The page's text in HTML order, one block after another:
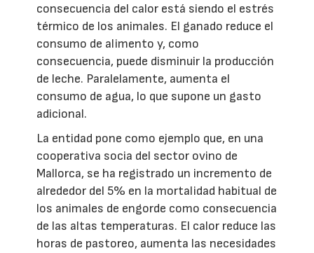
consecuencia del calor está siendo el estrés
térmico de los animales. El ganado reduce el
consumo de alimento y, como
consecuencia, puede disminuir la producción
de leche. Paralelamente, aumenta el
consumo de agua, lo que supone un gasto
adicional.
La entidad pone como ejemplo que, en una
cooperativa socia del sector ovino de
Mallorca, se ha registrado un incremento de
alrededor del 5% en la mortalidad habitual de
los animales de engorde como consecuencia
de las altas temperaturas. El calor reduce las
horas de pastoreo, aumenta las necesidades